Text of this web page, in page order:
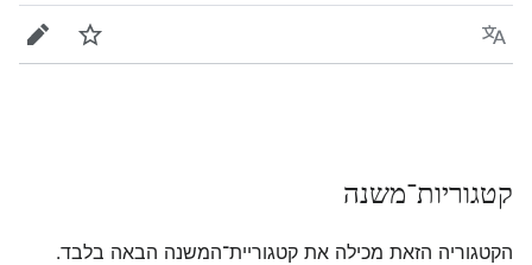
שפה מעקב
קטגוריות־משנה
הקטגוריה הזאת מכילה את קטגוריית־המשנה הבאה בלבד.